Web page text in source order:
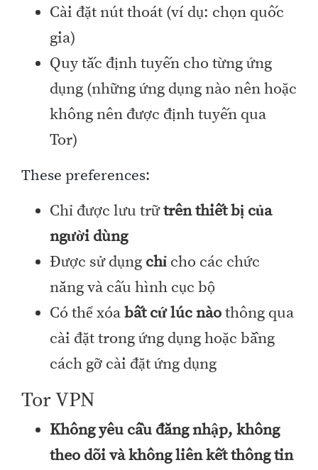
Cài đặt nút thoát (ví dụ: chọn quốc
gia)
Quy tắc định tuyến cho từng ứng
dụng (những ứng dụng nào nên hoặc
không nên được định tuyến qua
Tor)
These preferences:
Chỉ được lưu trữtrên thiết bị của
người dùng
Được sử dụng chỉ cho các chức
năng và cấu hình cục bộ
Có thể xóabất cứ lúc nàothông qua
cài đặt trong ứng dụng hoặc bằng
cách gỡ cài đặt ứng dụng
Tor VPN
Không yêu cầu đăng nhập, không
theo dõi và không liên kết thông tin